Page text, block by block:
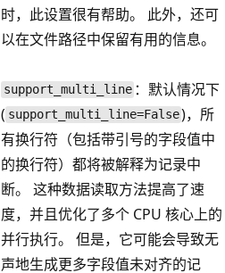
时，此设置很有帮助。 此外，还可
以在文件路径中保留有用的信息。
support_multi_line ：默认情况下
( support_multi_line=False)，所
有换行符（包括带引号的字段值中
的换行符）都将被解释为记录中
断。 这种数据读取方法提高了速
度，并且优化了多个 CPU 核心上的
并行执行。 但是，它可能会导致无
声地生成更多字段值未对齐的记